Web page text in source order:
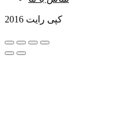
کپی رایت 2016